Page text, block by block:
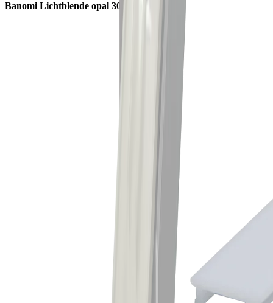
Banomi Lichtblende opal 3000mm